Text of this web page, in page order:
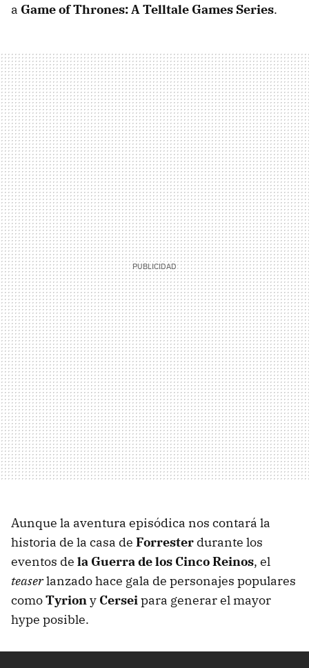
a Game of Thrones: A Telltale Games Series.
Aunque la aventura episódica nos contará la
historia de la casa de Forrester durante los
eventos de la Guerra de los Cinco Reinos, el
teaserlanzado hace gala de personajes populares
comoTyriony Cerseipara generar el mayor
hype posible.